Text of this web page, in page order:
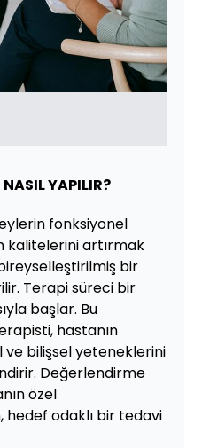
YAPILIR?
fonksiyonel
kalitelerini artırmak
bir
Terapi süreci bir
başlar. Bu
hastanın
ve bilişsel yeteneklerini
Değerlendirme
özel
hedef odaklı bir tedavi